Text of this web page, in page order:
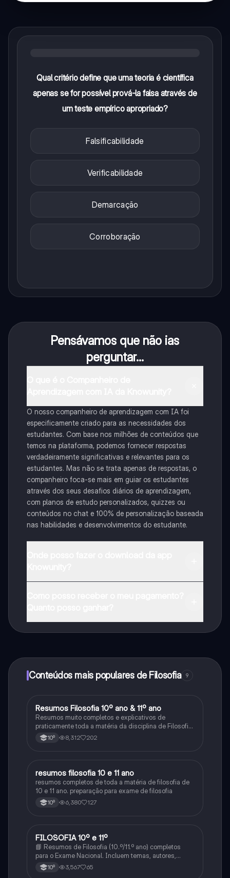
Qual critério define que uma teoria é científica
apenas se for possível prová-la falsa através de
um teste empírico apropriado?
Falsificabilidade
Verificabilidade
Demarcação
Corroboração
Pensávamos que não ias
perguntar...
O nosso companheiro de aprendizagem com IA foi
especificamente criado para as necessidades dos
estudantes. Com base nos milhões de conteúdos que
temos na plataforma, podemos fornecer respostas
verdadeiramente significativas e relevantes para os
estudantes. Mas não se trata apenas de respostas, o
companheiro foca-se mais em guiar os estudantes
através dos seus desafios diários de aprendizagem,
com planos de estudo personalizados, quizzes ou
conteúdos no chat e 100% de personalização baseada
nas habilidades e desenvolvimentos do estudante.
Conteúdos mais populares de Filosofia 9
Filosofia
Resumos Filosofia 10º ano & 11º ano
Resumos muito completos e explicativos de
praticamente toda a matéria da disciplina de Filosofia
10º 8,312 202
Filosofia
resumos filosofia 10 e 11 ano
resumos completos de toda a matéria de filosofia de
10 e 11 ano. preparação para exame de filosofia
10º 6,380 127
Filosofia
FILOSOFIA 10º e 11º
📘 Resumos de Filosofia (10.º/11.º ano) completos
para o Exame Nacional. Incluem temas, autores,
definições e comparações. Simples, organizados e
prontos a usar! 📩 Envia mensagem e estuda com
10º 3,567 65